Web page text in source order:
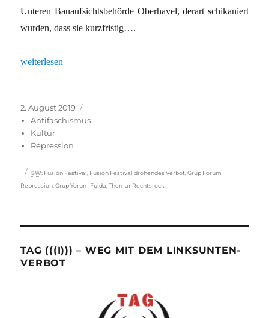
Unteren Bauaufsichtsbehörde Oberhavel, derart schikaniert
wurden, dass sie kurzfristig….
„Wie ein antifaschistisches Festival aus Brandenburg vergrault
weiterlesen
Veröffentlicht
am
2. August 2019
Antifaschismus
Kultur
Repression
Schlagwörter
SW: Fusion Festival Fusion Festival drohendes Verbot ,Grup Forum
Repression ,Grup Yorum Fulda ,Themar Rechtsrock
TAG (((I))) – WEG MIT DEM LINKSUNTEN-
VERBOT